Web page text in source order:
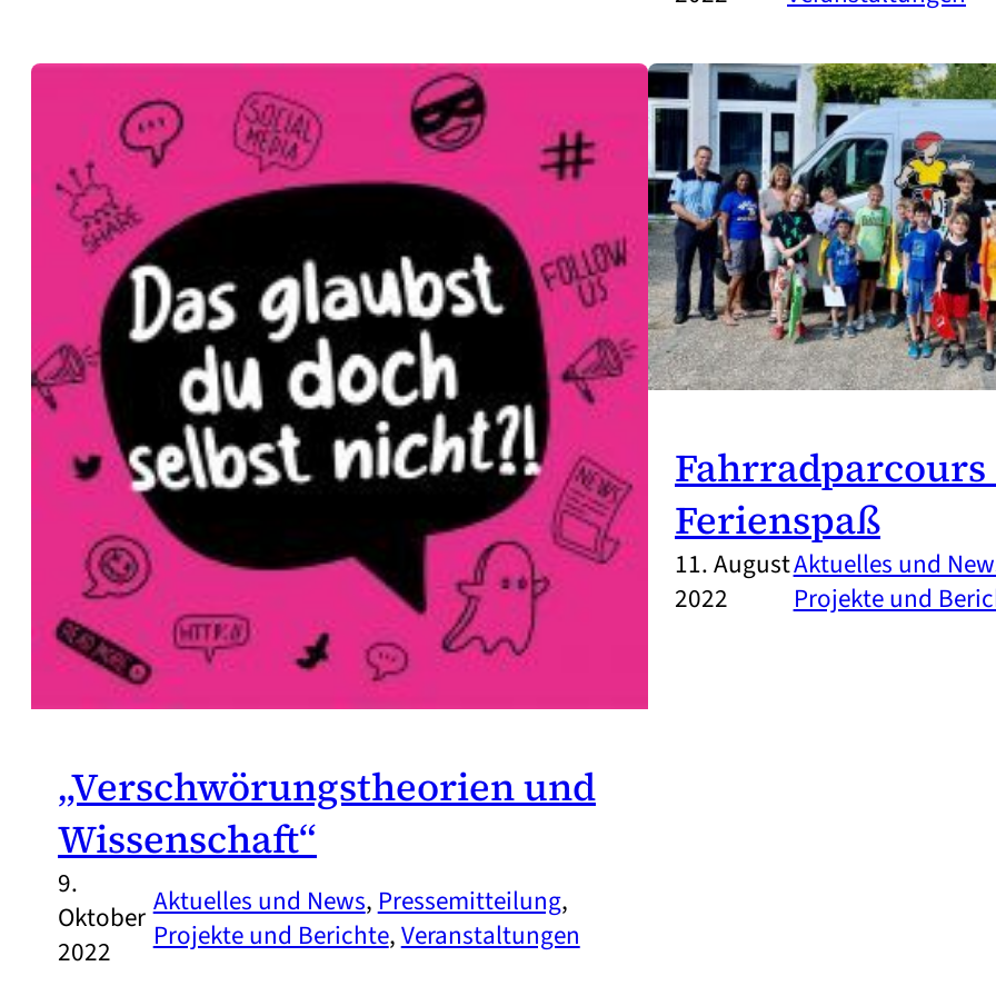
„Verschwörungstheorien und
Wissenschaft“
9.
Oktober
2022
Aktuelles und News, Pressemitteilung
Projekte und Berichte, Veranstaltungen
Ferienspaß
11. August
2022
Aktuelles und
Projekte und